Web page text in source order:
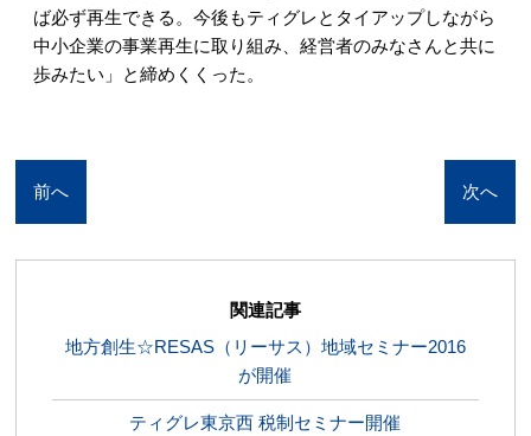
ば必ず再生できる。今後もティグレとタイアップしながら
中小企業の事業再生に取り組み、経営者のみなさんと共に
歩みたい」と締めくくった。
前へ 次へ
関連記事
地方創生☆RESAS（リーサス）地域セミナー2016
が開催
ティグレ東京西 税制セミナー開催